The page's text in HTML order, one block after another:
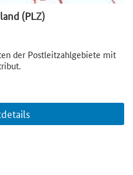
(PLZ)
der Postleitzahlgebiete mit